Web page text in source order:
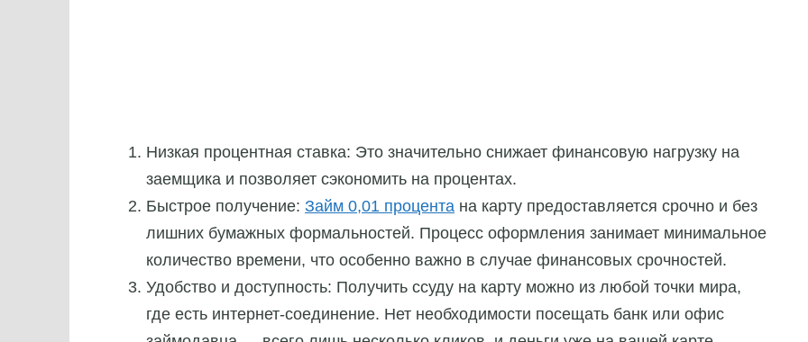
Низкая процентная ставка: Это значительно снижает финансовую нагрузку на
заемщика и позволяет сэкономить на процентах.
Быстрое получение: Займ 0,01 процента на карту предоставляется срочно и без
лишних бумажных формальностей. Процесс оформления занимает минимальное
количество времени, что особенно важно в случае финансовых срочностей.
Удобство и доступность: Получить ссуду на карту можно из любой точки мира,
где есть интернет-соединение. Нет необходимости посещать банк или офис